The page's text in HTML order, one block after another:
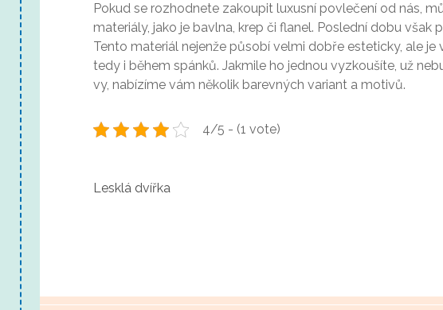
Pokud se rozhodnete zakoupit luxusní povlečení od nás,
materiály, jako je bavlna, krep či flanel. Poslední dobu však
Tento materiál nejenže působí velmi dobře esteticky, ale je
tedy i během spánků. Jakmile ho jednou vyzkoušíte, už
vy, nabízíme vám několik barevných variant a motivů.
4/5 - (1 vote)
N
Lesklá dvířka